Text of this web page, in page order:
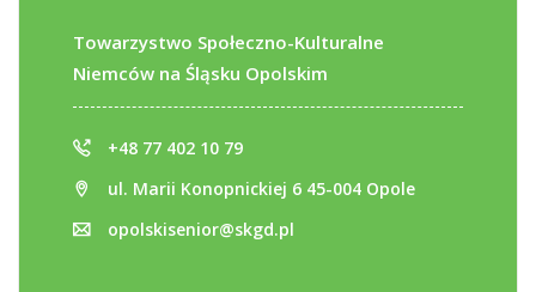
Towarzystwo Społeczno-Kulturalne
Niemców na Śląsku Opolskim
+48 77 402 10 79
ul. Marii Konopnickiej 6 45-004 Opole
opolskisenior@skgd.pl